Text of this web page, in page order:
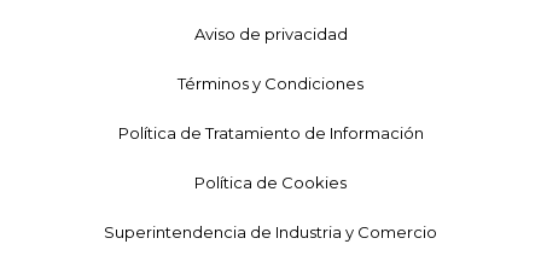
Aviso de privacidad
Términos y Condiciones
Política de Tratamiento de Información
Política de Cookies
Superintendencia de Industria y Comercio